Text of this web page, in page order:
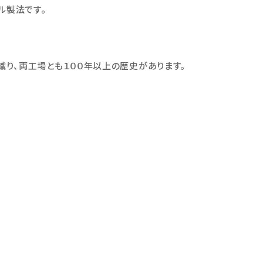
法です。
、両工場とも１００年以上の歴史があります。